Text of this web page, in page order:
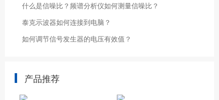
什么是信噪比？频谱分析仪如何测量信噪比？
泰克示波器如何连接到电脑？
如何调节信号发生器的电压有效值？
产品推荐